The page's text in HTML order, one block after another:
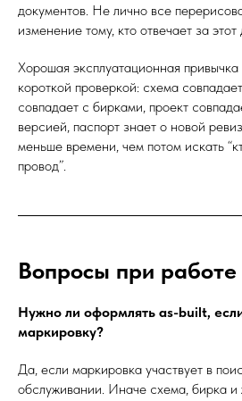
документов. Не лично все
изменение тому, кто отвечает за этот
Хорошая эксплуатационная
короткой проверкой: схема
совпадает с бирками, проект
версией, паспорт знает о новой
меньше времени, чем потом искать
провод”.
Вопросы при работе
Нужно ли оформлять as-built,
маркировку?
Да, если маркировка участвует в
обслуживании. Иначе схема, бирка и